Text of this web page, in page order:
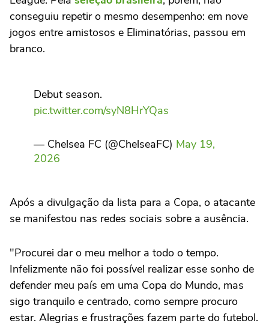
conseguiu repetir o mesmo desempenho: em nove
jogos entre amistosos e Eliminatórias, passou em
branco.
Debut season.
pic.twitter.com/syN8HrYQas
— Chelsea FC (@ChelseaFC) May 19,
2026
Após a divulgação da lista para a Copa, o atacante
se manifestou nas redes sociais sobre a ausência.
"Procurei dar o meu melhor a todo o tempo.
Infelizmente não foi possível realizar esse sonho de
defender meu país em uma Copa do Mundo, mas
sigo tranquilo e centrado, como sempre procuro
estar. Alegrias e frustrações fazem parte do futebol.